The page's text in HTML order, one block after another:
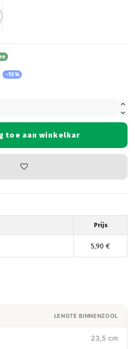
-15%
toe aan winkelkar
Prijs
5,90 €
LENGTE BINNENZOOL
23,5 cm